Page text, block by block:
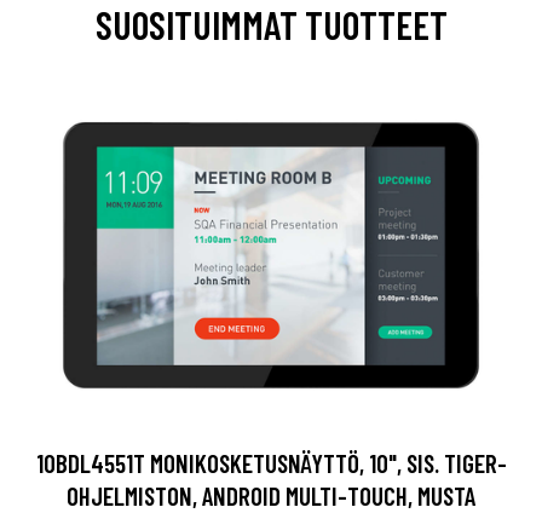
SUOSITUIMMAT TUOTTEET
10BDL4551T MONIKOSKETUSNÄYTTÖ, 10", SIS. TIGER-
OHJELMISTON, ANDROID MULTI-TOUCH, MUSTA